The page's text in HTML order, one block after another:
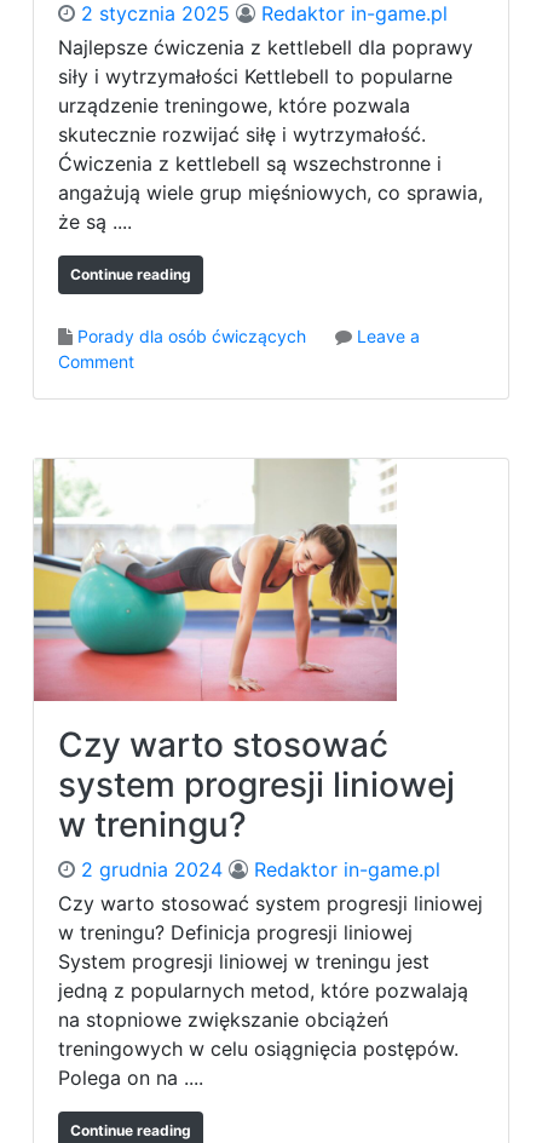
e
–
c
o
t
o
s
t
a
k
o
o
w
a
ć
2 stycznia 2025
Redaktor in-game.pl
Najlepsze ćwiczenia z kettlebell dla poprawy
siły i wytrzymałości Kettlebell to popularne
urządzenie treningowe, które pozwala
skutecznie rozwijać siłę i wytrzymałość.
Ćwiczenia z kettlebell są wszechstronne i
angażują wiele grup mięśniowych, co sprawia,
że są ....
Continue reading
Porady dla osób ćwiczących
Leave a
Commento
j
p
s
z
e
ć
w
i
z
n
i
a
z
k
t
t
l
e
b
e
Czy warto stosować
system progresji liniowej
w treningu?
2 grudnia 2024
Redaktor in-game.pl
Czy warto stosować system progresji liniowej
w treningu? Definicja progresji liniowej
System progresji liniowej w treningu jest
jedną z popularnych metod, które pozwalają
na stopniowe zwiększanie obciążeń
treningowych w celu osiągnięcia postępów.
Polega on na ....
Continue reading